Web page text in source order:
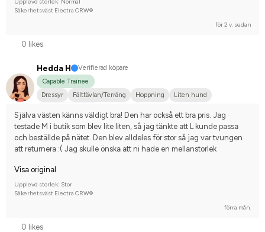
Upplevd storlek: Normal
Säkerhetsväst Electra CRW®
för 2 v. sedan
0 likes
Hedda H
Verifierad köpare
Capable Trainee
Dressyr
Fälttävlan/Terräng Hoppning
Liten hund
Själva västen känns väldigt bra! Den har också ett bra pris. Jag
testade M i butik som blev lite liten, så jag tänkte att L kunde passa
och beställde på nätet. Den blev alldeles för stor så jag var tvungen
att returnera :( Jag skulle önska att ni hade en mellanstorlek
Visa original
Upplevd storlek: Stor
Säkerhetsväst Electra CRW®
förra mån.
0 likes